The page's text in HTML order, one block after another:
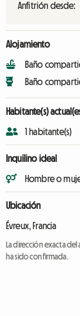
Anfitrión desde:
Alojamiento
Baño
Baño
Habitante(s)
1 habitante(s)
Inquilino ideal
Hombre o
Ubicación
Évreux, Francia
La dirección exacta
ha sido confirmada.